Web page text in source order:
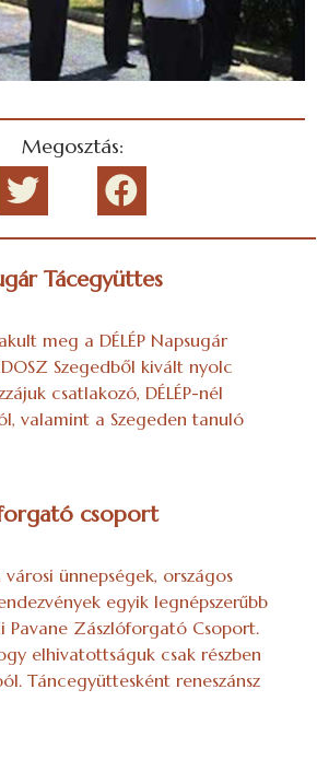
Megosztás:
Tácegyüttes
meg a DÉLÉP Napsugár
Szegedből kivált nyolc
csatlakozó, DÉLÉP-nél
valamint a Szegeden tanuló
csoport
ünnepségek, országos
egyik legnépszerűbb
Pavane Zászlóforgató Csoport.
elhivatottságuk csak részben
Táncegyüttesként reneszánsz